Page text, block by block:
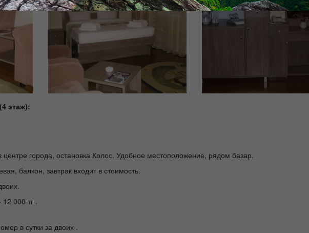
этаж):
центре города, остановка Колос. Удобное местоположение, рядом базар.
балкон, завтрак входит в стоимость.
000 тг .
в сутки за двоих .